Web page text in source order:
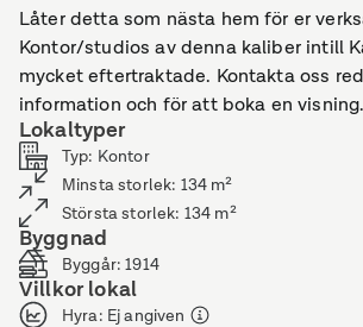
Låter detta som nästa hem för er
Kontor/studios av denna kaliber intill
mycket eftertraktade. Kontakta oss
information och för att boka en visning.
Lokaltyper
Typ: Kontor
Minsta storlek: 134 m²
Största storlek: 134 m²
Byggnad
Byggår:1914
Villkor lokal
Hyra: Ej angiven